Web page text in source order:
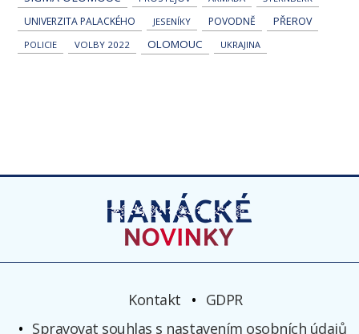
UNIVERZITA PALACKÉHO JESENÍKY POVODNĚ PŘEROV
POLICIE VOLBY 2022 OLOMOUC UKRAJINA
Kontakt
GDPR
Spravovat souhlas s nastavením osobních údajů